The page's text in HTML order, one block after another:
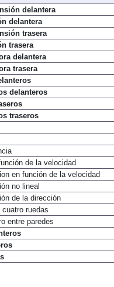
delantera
delantera
trasera
trasera
delantera
trasera
delanteros
traseros
de la velocidad
en función de la velocidad
no lineal
de la dirección
ruedas
entre paredes